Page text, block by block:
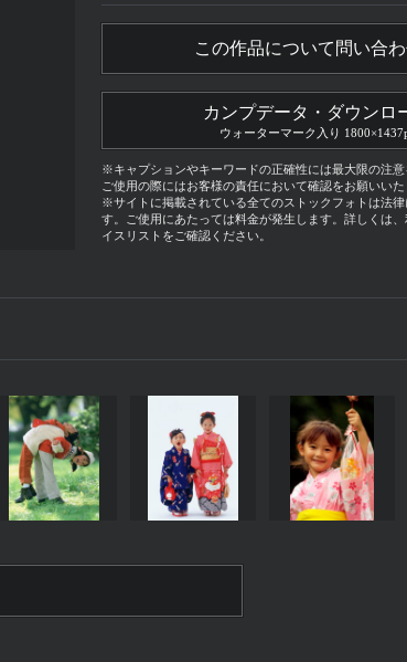
この作品について問い合
カンプデータ・ダウンロ
ウォーターマーク入り
※キャプションやキーワードの正確性には最大限の注意
ご使用の際にはお客様の責任において確認をお願いいた
※サイトに掲載されている全てのストックフォトは法律
す。ご使用にあたっては料金が発生します。詳しくは
イスリストをご確認ください。